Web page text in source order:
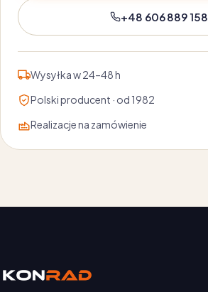
+48 606 889 158
Wysyłka w 24–48 h
Polski producent · od 1982
Realizacje na zamówienie